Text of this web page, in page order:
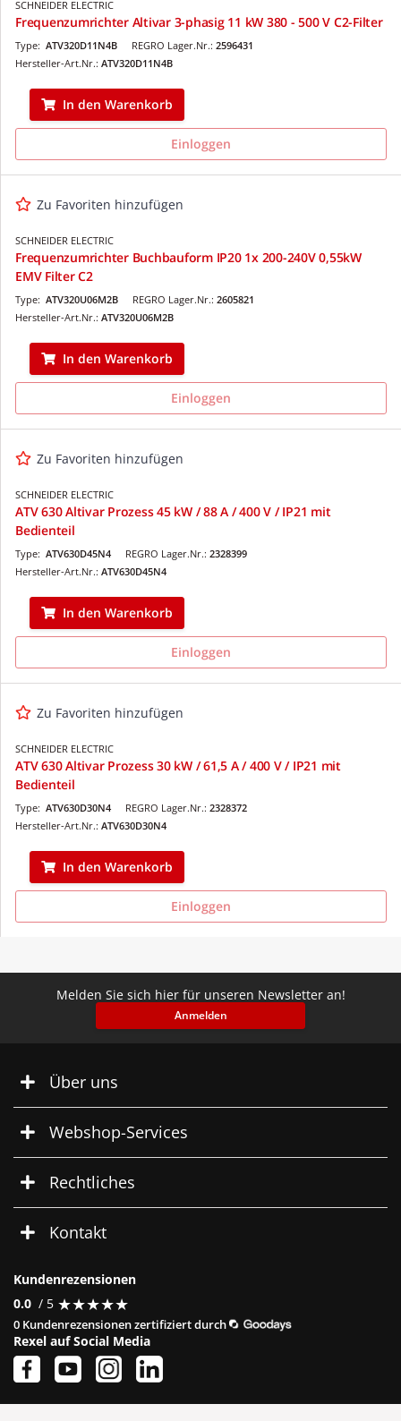
SCHNEIDER ELECTRIC
Frequenzumrichter Altivar 3-phasig 11 kW 380 - 500 V C2-Filter
REGRO Lager.Nr.: 2596431
Type: ATV320D11N4B
Hersteller-Art.Nr.: ATV320D11N4B
In den Warenkorb
Einloggen
Zu Favoriten hinzufügen
SCHNEIDER ELECTRIC
Frequenzumrichter Buchbauform IP20 1x 200-240V 0,55kW
EMV Filter C2
REGRO Lager.Nr.: 2605821
Type: ATV320U06M2B
Hersteller-Art.Nr.: ATV320U06M2B
In den Warenkorb
Einloggen
Zu Favoriten hinzufügen
SCHNEIDER ELECTRIC
ATV 630 Altivar Prozess 45 kW / 88 A / 400 V / IP21 mit
Bedienteil
REGRO Lager.Nr.: 2328399
Type: ATV630D45N4
Hersteller-Art.Nr.: ATV630D45N4
In den Warenkorb
Einloggen
Zu Favoriten hinzufügen
SCHNEIDER ELECTRIC
ATV 630 Altivar Prozess 30 kW / 61,5 A / 400 V / IP21 mit
Bedienteil
REGRO Lager.Nr.: 2328372
Type: ATV630D30N4
Hersteller-Art.Nr.: ATV630D30N4
In den Warenkorb
Einloggen
Melden Sie sich hier für unseren Newsletter an!
Anmelden
Über uns
Webshop-Services
Rechtliches
Kontakt
Kundenrezensionen
0.0 / 5 ★★★★★
★★★★★
0 Kundenrezensionen zertifiziert durch
Rexel auf Social Media